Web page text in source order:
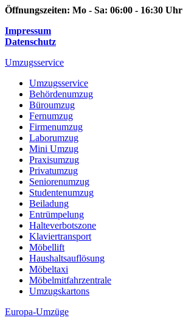
Öffnungszeiten: Mo - Sa: 06:00 - 16:30 Uhr
Impressum
Datenschutz
Umzugsservice
Umzugsservice
Behördenumzug
Büroumzug
Fernumzug
Firmenumzug
Laborumzug
Mini Umzug
Praxisumzug
Privatumzug
Seniorenumzug
Studentenumzug
Beiladung
Entrümpelung
Halteverbotszone
Klaviertransport
Möbellift
Haushaltsauflösung
Möbeltaxi
Möbelmitfahrzentrale
Umzugskartons
Europa-Umzüge